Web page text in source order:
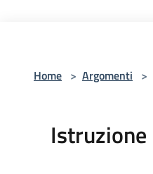
Home > Argomenti >
Istruzione